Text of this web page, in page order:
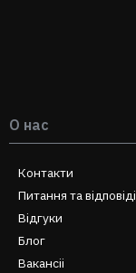
О нас
Контакти
Питання та відповіді
Відгуки
Блог
Вакансіі